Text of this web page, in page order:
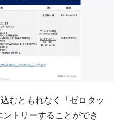
むともれなく「ゼロタッ
トリーすることができ